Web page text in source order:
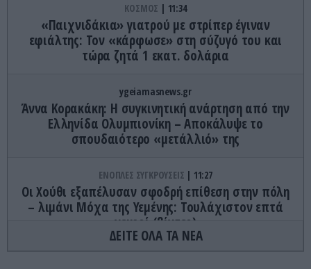
ΚΟΣΜΟΣ 11:34
«Παιχνιδάκια» γιατρού με στρίπερ έγιναν
εφιάλτης: Τον «κάρφωσε» στη σύζυγό του και
τώρα ζητά 1 εκατ. δολάρια
ygeiamasnews.gr
Άννα Κορακάκη: Η συγκινητική ανάρτηση από την
Ελληνίδα Ολυμπιονίκη – Αποκάλυψε το
σπουδαιότερο «μετάλλιό» της
ΕΝΟΠΛΕΣ ΣΥΓΚΡΟΥΣΕΙΣ 11:27
Οι Χούθι εξαπέλυσαν σφοδρή επίθεση στην πόλη
– λιμάνι Μόχα της Υεμένης: Toυλάχιστον επτά
νεκροί (βίντεο)
ΔΕΙΤΕ ΟΛΑ ΤΑ ΝΕΑ